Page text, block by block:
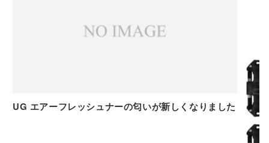
UG エアーフレッシュナーの匂いが新しくなりました